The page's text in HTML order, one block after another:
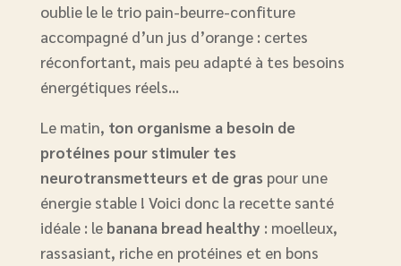
oublie le le trio pain-beurre-confiture
accompagné d’un jus d’orange : certes
réconfortant, mais peu adapté à tes besoins
énergétiques réels…
Le matin, ton organisme a besoin de
protéines pour stimuler tes
neurotransmetteurs et de gras pour une
énergie stable ! Voici donc la recette santé
idéale : le banana bread healthy : moelleux,
rassasiant, riche en protéines et en bons